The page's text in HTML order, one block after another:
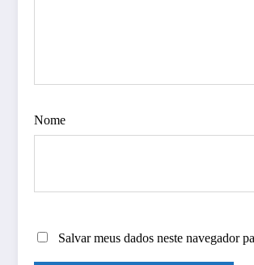
Nome
Salvar meus dados neste navegador